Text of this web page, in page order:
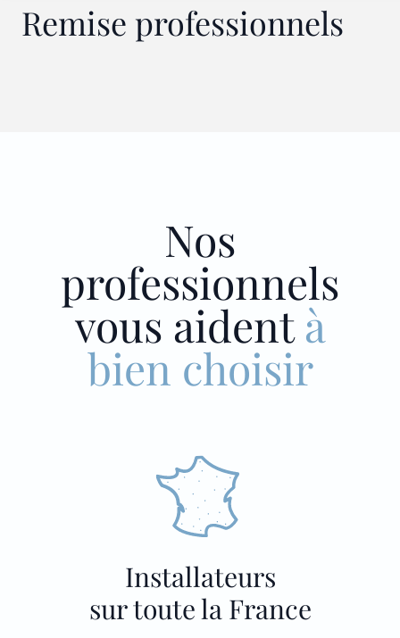
Remise professionnels
Nos
professionnels
vous aidentà
bien choisir
Installateurs
sur toute la France